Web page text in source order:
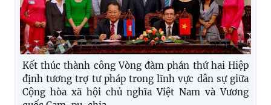
Kết thúc thành công Vòng đàm phán thứ hai Hiệp
định tương trợ tư pháp trong lĩnh vực dân sự giữa
Cộng hòa xã hội chủ nghĩa Việt Nam và Vương